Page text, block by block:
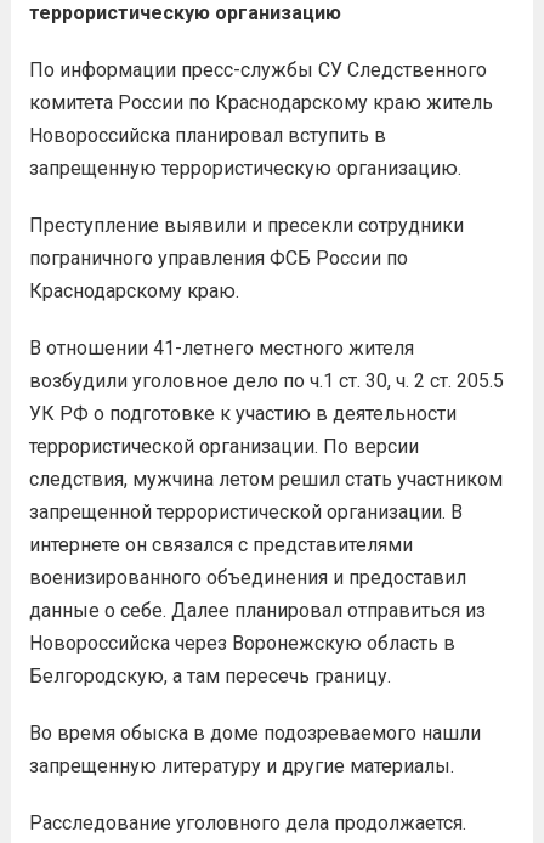
террористическую организацию
По информации пресс-службы СУ Следственного
комитета России по Краснодарскому краю житель
Новороссийска планировал вступить в
запрещенную террористическую организацию.
Преступление выявили и пресекли сотрудники
пограничного управления ФСБ России по
Краснодарскому краю.
В отношении 41-летнего местного жителя
возбудили уголовное дело по ч.1 ст. 30, ч. 2 ст. 205.5
УК РФ о подготовке к участию в деятельности
террористической организации. По версии
следствия, мужчина летом решил стать участником
запрещенной террористической организации. В
интернете он связался с представителями
военизированного объединения и предоставил
данные о себе. Далее планировал отправиться из
Новороссийска через Воронежскую область в
Белгородскую, а там пересечь границу.
Во время обыска в доме подозреваемого нашли
запрещенную литературу и другие материалы.
Расследование уголовного дела продолжается.